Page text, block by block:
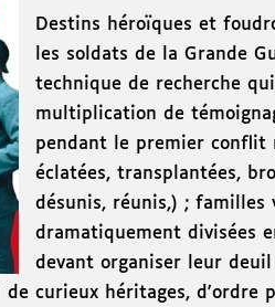
Destins héroïques et
les soldats de la Grande
technique de recherche
multiplication de
pendant le premier conflit
éclatées, transplantées,
désunis, réunis,) ; familles
dramatiquement divisées
devant organiser leur
curieux héritages, d'ordre